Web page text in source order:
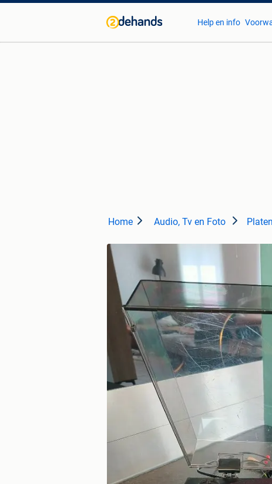
Help en info
Home Audio, Tv en Foto